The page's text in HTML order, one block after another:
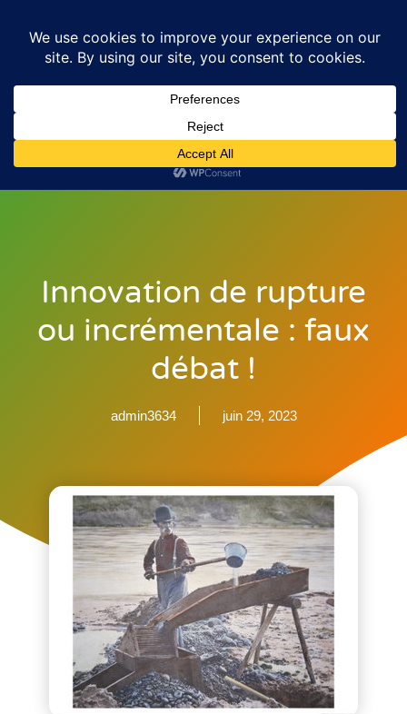
Innovation de rupture
ou incrémentale : faux
débat !
admin3634 juin 29, 2023